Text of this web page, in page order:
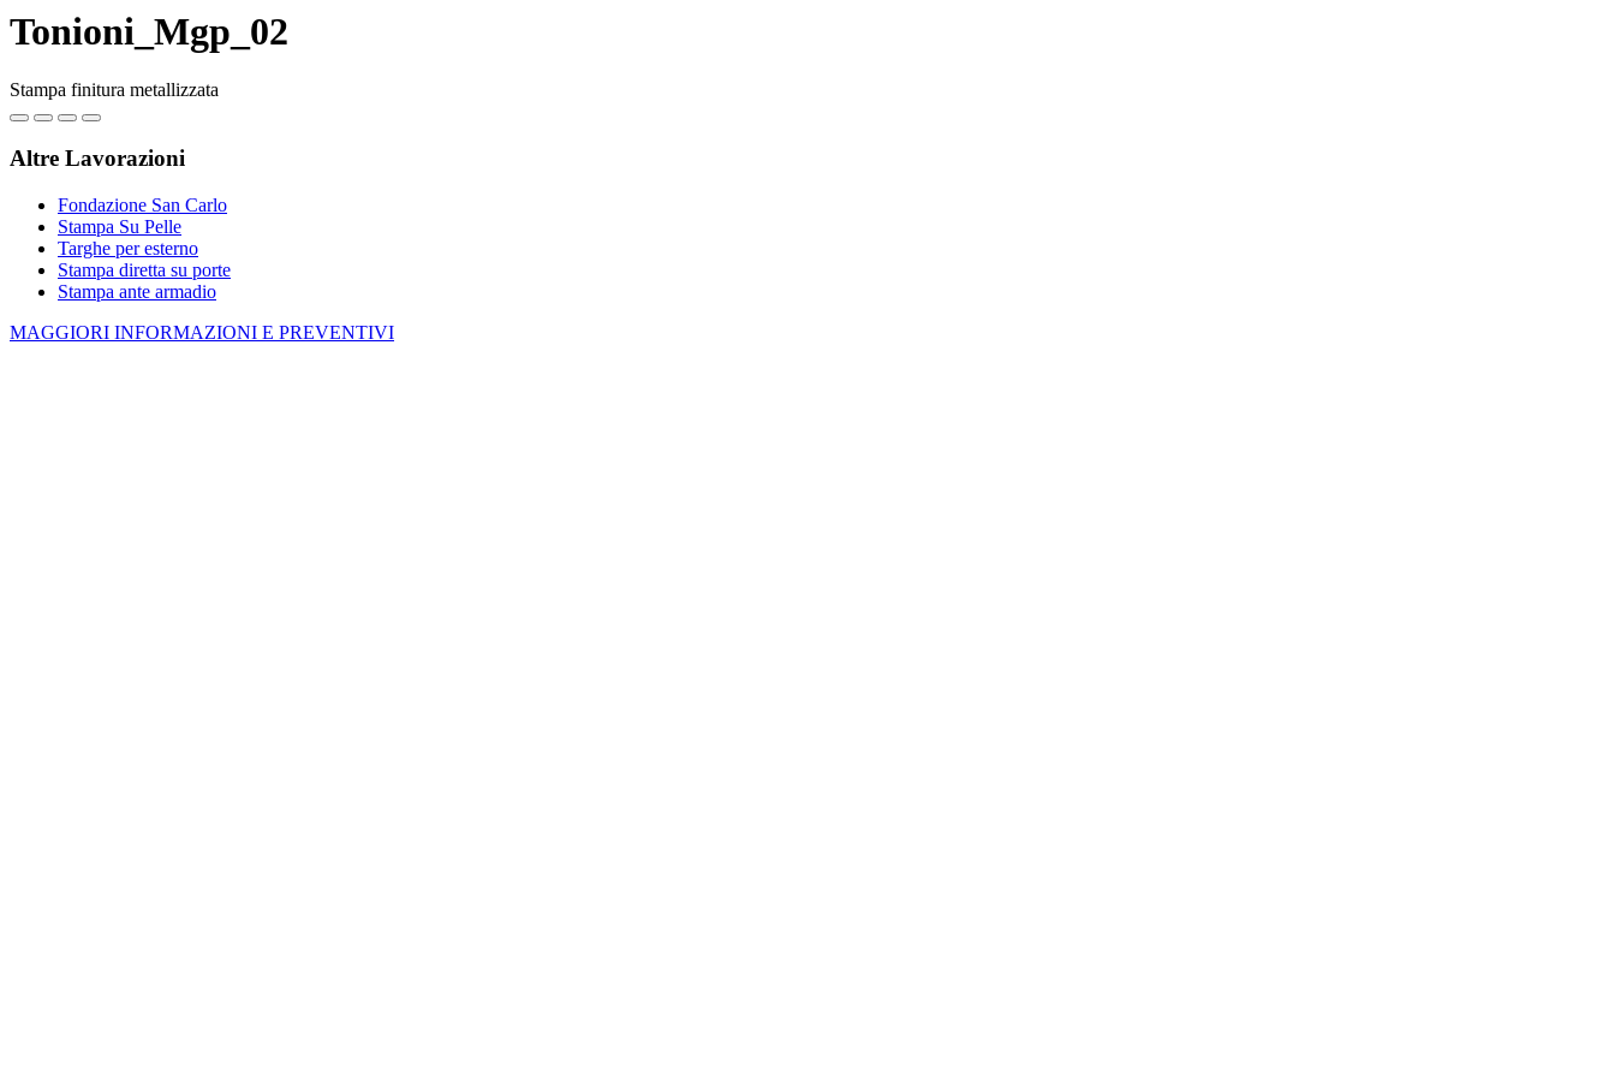
Tonioni_Mgp_02
Stampa finitura metallizzata
Altre Lavorazioni
Fondazione San Carlo
Stampa Su Pelle
Targhe per esterno
Stampa diretta su porte
Stampa ante armadio
MAGGIORI INFORMAZIONI E PREVENTIVI